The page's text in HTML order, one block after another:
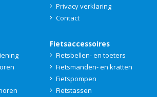
Privacy verklaring
Contact
Fietsaccessoires
Fietsbellen- en toeters
Fietsmanden- en kratten
Fietspompen
Fietstassen